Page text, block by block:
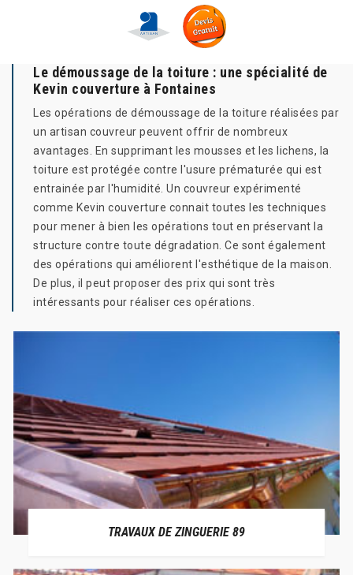
Le démoussage de la toiture : une spécialité de
Kevin couverture à Fontaines
Les opérations de démoussage de la toiture réalisées par
un artisan couvreur peuvent offrir de nombreux
avantages. En supprimant les mousses et les lichens, la
toiture est protégée contre l'usure prématurée qui est
entrainée par l'humidité. Un couvreur expérimenté
comme Kevin couverture connait toutes les techniques
pour mener à bien les opérations tout en préservant la
structure contre toute dégradation. Ce sont également
des opérations qui améliorent l'esthétique de la maison.
De plus, il peut proposer des prix qui sont très
intéressants pour réaliser ces opérations.
TRAVAUX DE ZINGUERIE 89